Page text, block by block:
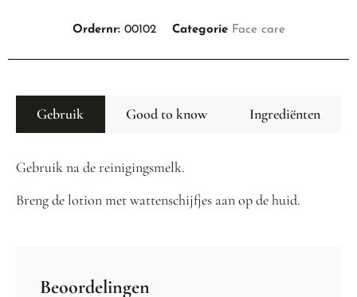
Ordernr: 00102 Categorie Face care
Gebruik Good to know Ingrediënten
Gebruik na de reinigingsmelk.
Breng de lotion met wattenschijfjes aan op de huid.
Beoordelingen